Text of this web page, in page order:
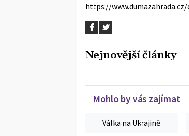
https://
Nejnovější články
Mohlo by vás zajímat
Válka na Ukrajině